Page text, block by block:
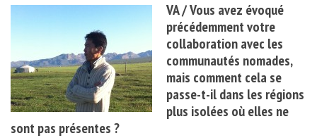
VA / Vous avez évoqué
précédemment votre
collaboration avec les
communautés nomades,
mais comment cela se
passe-t-il dans les régions
plus isolées où elles ne
sont pas présentes ?